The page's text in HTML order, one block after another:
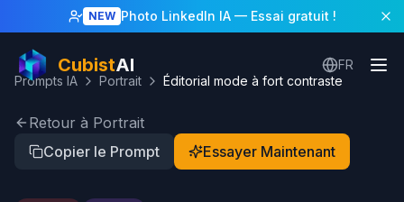
NEW Photo LinkedIn IA— Essai gratuit !
CubistAI
FR
Prompts IA
Portrait Éditorial mode à fort contraste
Retour à Portrait
Copier le Prompt
Essayer Maintenant